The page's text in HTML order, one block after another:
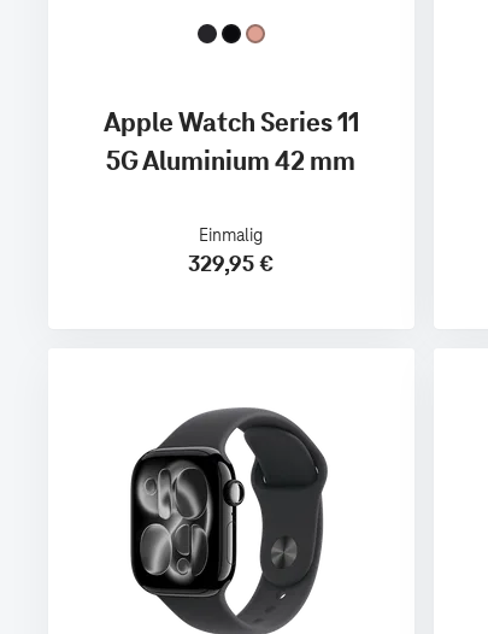
Apple Watch Series 11
5G Aluminium 42 mm
Einmalig
329,95 €